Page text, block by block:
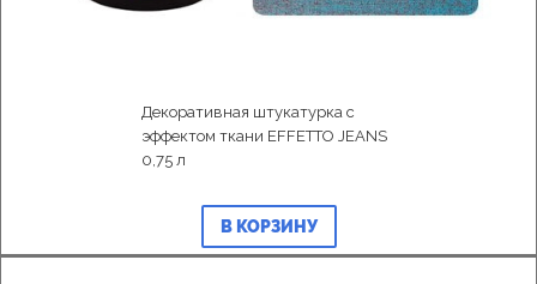
Декоративная штукатурка с
эффектом ткани EFFETTO JEANS
0,75 л
В КОРЗИНУ